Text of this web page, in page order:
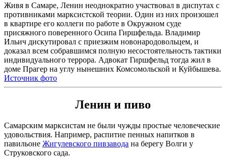
Живя в Самаре, Ленин неоднократно участвовал в диспутах с
противниками марксистской теории. Один из них произошел
в квартире его коллеги по работе в Окружном суде
присяжного поверенного Осипа Гиршфельда. Владимир
Ильич дискутировал с приезжим новонародовольцем, и
доказал всем собравшимся полную несостоятельность тактики
индивидуального террора. Адвокат Гиршфельд тогда жил в
доме Прагер на углу нынешних Комсомольской и Куйбышева.
Источник фото
Ленин и пиво
Самарским марксистам не были чужды простые человеческие
удовольствия. Например, распитие пенных напитков в
павильоне Жигулевского пивзавода на берегу Волги у
Струковского сада.